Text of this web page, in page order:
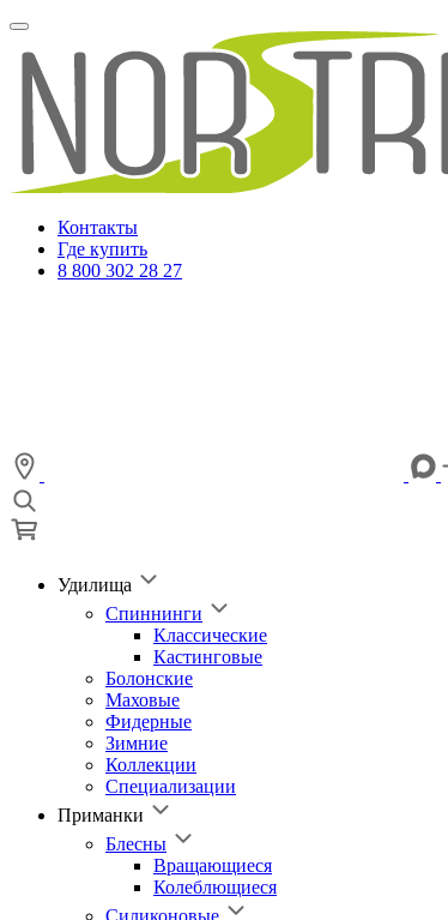
Контакты
Где купить
8 800 302 28 27
Удилища
Спиннинги
Классические
Кастинговые
Болонские
Маховые
Фидерные
Зимние
Коллекции
Специализации
Приманки
Блесны
Вращающиеся
Колеблющиеся
Силиконовые